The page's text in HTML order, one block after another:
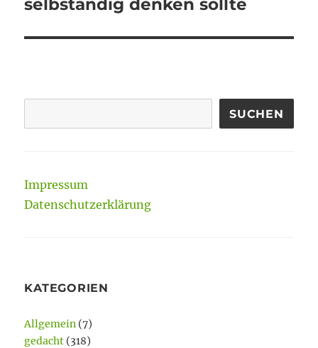
selbständig denken sollte
SUCHEN
Impressum
Datenschutzerklärung
KATEGORIEN
Allgemein (7)
gedacht (318)